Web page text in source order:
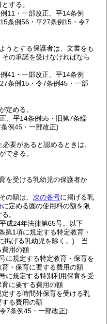
する。
11・一部改正、平14条例
条例56・平27条例15・令7
うとする保護者は、文書をも
の承諾を受けなければなら
41・一部改正、平14条例
条例15・令7条例45・一部
定める。
、平14条例55・旧第7条繰
例45・一部改正)
要があると認めるときは、
できる。
を受ける乳幼児の保護者か
の額は、 次の各号に掲げる乳
に定める園の使用料の額を限
。
成24年法律第65号。以下
第1項に規定する特定教育・
掲げる乳幼児を除く。) 当
費用の額
に規定する特定教育・保育を
・保育に要する費用の額
に規定する特別利用保育を受
に要する費用の額
する時間外保育を受ける乳
る費用の額
7条例45・一部改正)